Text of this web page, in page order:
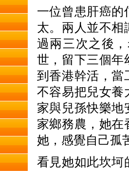
一位曾患肝癌的
太。兩人並不相
過兩三次之後
世，留下三個年
到香港幹活，當
不容易把兒女養
家與兒孫快樂地
家鄉務農，她在
她，感覺自己孤
看見她如此坎坷